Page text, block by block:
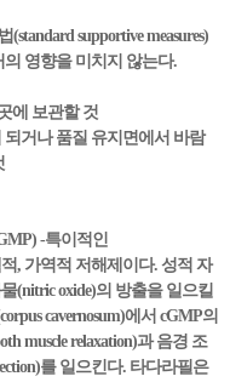
supportive measures)
영향을 미치지 않는다.
에 보관할 것
거나 품질 유지면에서 바람
-특이적인
적, 가역적 저해제이다. 성적 자
(nitric oxide)의 방출을 일으킬
cavernosum)에서 cGMP의
muscle relaxation)과 음경 조
를 일으킨다. 타다라필은